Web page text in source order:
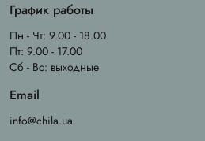
График работы
Пн - Чт: 9.00 - 18.00
Пт: 9.00 - 17.00
Сб - Вс: выходные
Email
info@chila.ua